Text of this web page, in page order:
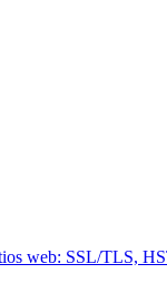
web: SSL/TLS,